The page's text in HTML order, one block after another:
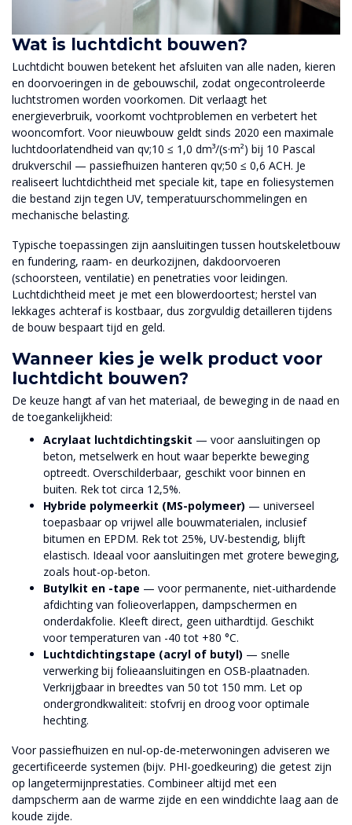
Wat is luchtdicht bouwen?
Luchtdicht bouwen betekent het afsluiten van alle naden, kieren
en doorvoeringen in de gebouwschil, zodat ongecontroleerde
luchtstromen worden voorkomen. Dit verlaagt het
energieverbruik, voorkomt vochtproblemen en verbetert het
wooncomfort. Voor nieuwbouw geldt sinds 2020 een maximale
luchtdoorlatendheid van qv;10 ≤ 1,0 dm³/(s·m²) bij 10 Pascal
drukverschil — passiefhuizen hanteren qv;50 ≤ 0,6 ACH. Je
realiseert luchtdichtheid met speciale kit, tape en foliesystemen
die bestand zijn tegen UV, temperatuurschommelingen en
mechanische belasting.
Typische toepassingen zijn aansluitingen tussen houtskeletbouw
en fundering, raam- en deurkozijnen, dakdoorvoeren
(schoorsteen, ventilatie) en penetraties voor leidingen.
Luchtdichtheid meet je met een blowerdoortest; herstel van
lekkages achteraf is kostbaar, dus zorgvuldig detailleren tijdens
de bouw bespaart tijd en geld.
Wanneer kies je welk product voor
luchtdicht bouwen?
De keuze hangt af van het materiaal, de beweging in de naad en
de toegankelijkheid:
Acrylaat luchtdichtingskit — voor aansluitingen op
beton, metselwerk en hout waar beperkte beweging
optreedt. Overschilderbaar, geschikt voor binnen en
buiten. Rek tot circa 12,5%.
Hybride polymeerkit (MS-polymeer) — universeel
toepasbaar op vrijwel alle bouwmaterialen, inclusief
bitumen en EPDM. Rek tot 25%, UV-bestendig, blijft
elastisch. Ideaal voor aansluitingen met grotere beweging,
zoals hout-op-beton.
Butylkit en -tape — voor permanente, niet-uithardende
afdichting van folieoverlappen, dampschermen en
onderdakfolie. Kleeft direct, geen uithardtijd. Geschikt
voor temperaturen van -40 tot +80 °C.
Luchtdichtingstape (acryl of butyl) — snelle
verwerking bij folieaansluitingen en OSB-plaatnaden.
Verkrijgbaar in breedtes van 50 tot 150 mm. Let op
ondergrondkwaliteit: stofvrij en droog voor optimale
hechting.
Voor passiefhuizen en nul-op-de-meterwoningen adviseren we
gecertificeerde systemen (bijv. PHI-goedkeuring) die getest zijn
op langetermijnprestaties. Combineer altijd met een
dampscherm aan de warme zijde en een winddichte laag aan de
koude zijde.